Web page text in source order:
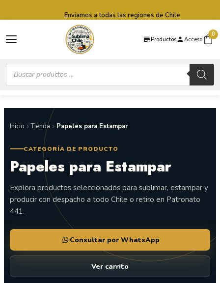
Productos Acceso
0
Búsqueda
productos
Enviamos a todas las regiones de Chile
Inicio Tienda Papeles para Estampar
CATEGORÍA DE PRODUCTO
Papeles para Estampar
Explora productos seleccionados para sublimar, estampar y
producir con despacho a todo Chile o retiro en Patronato
441.
Consultar por WhatsApp
Ver carrito